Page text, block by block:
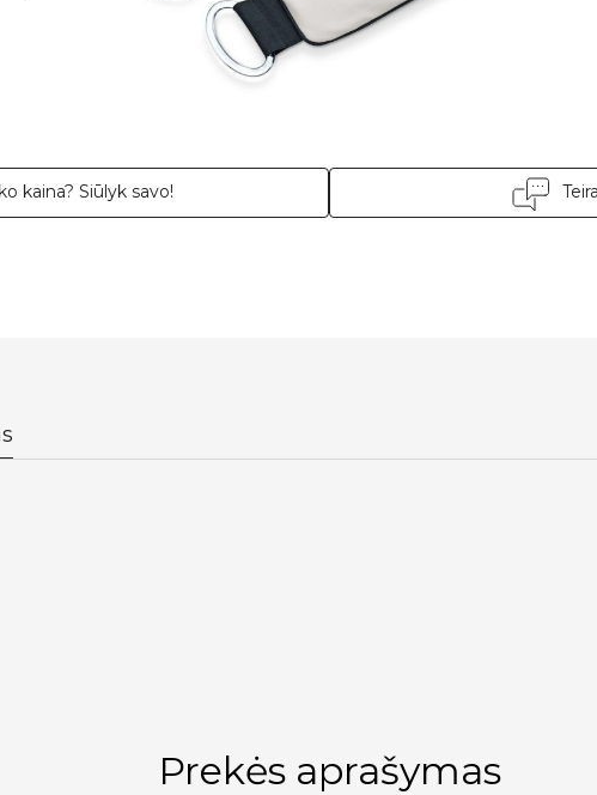
kaina? Siūlyk savo!
Prekės aprašymas